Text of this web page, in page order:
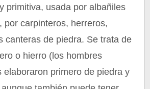
primitiva, usada por albañiles
por carpinteros, herreros,
canteras de piedra. Se trata de
o hierro (los hombres
elaboraron primero de piedra y